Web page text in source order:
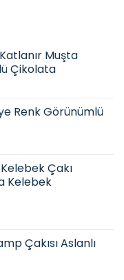
Muşta
Çikolata
Renk Görünümlü
Çakı
Kelebek
Çakısı Aslanlı